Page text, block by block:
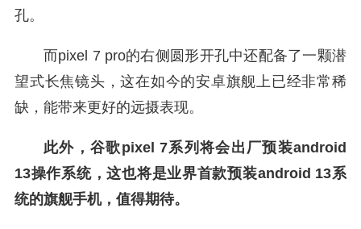
孔。
而pixel 7 pro的右侧圆形开孔中还配备了一颗潜
望式长焦镜头，这在如今的安卓旗舰上已经非常稀
缺，能带来更好的远摄表现。
此外，谷歌pixel 7系列将会出厂预装android
13操作系统，这也将是业界首款预装android 13系
统的旗舰手机，值得期待。